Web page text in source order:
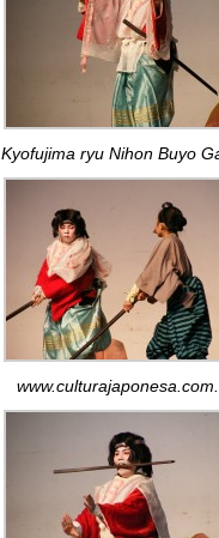
Kyofujima ryu Nihon Buyo